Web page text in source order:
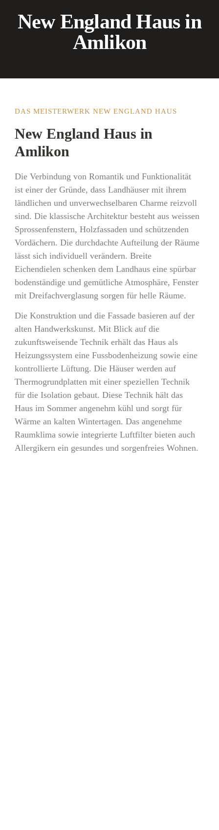
New England Haus in
Amlikon
DAS MEISTERWERK NEW ENGLAND HAUS
New England Haus in
Amlikon
Die Verbindung von Romantik und Funktionalität
ist einer der Gründe, dass Landhäuser mit ihrem
ländlichen und unverwechselbaren Charme reizvoll
sind. Die klassische Architektur besteht aus weissen
Sprossenfenstern, Holzfassaden und schützenden
Vordächern. Die durchdachte Aufteilung der Räume
lässt sich individuell verändern. Breite
Eichendielen schenken dem Landhaus eine spürbar
bodenständige und gemütliche Atmosphäre, Fenster
mit Dreifachverglasung sorgen für helle Räume.
Die Konstruktion und die Fassade basieren auf der
alten Handwerkskunst. Mit Blick auf die
zukunftsweisende Technik erhält das Haus als
Heizungssystem eine Fussbodenheizung sowie eine
kontrollierte Lüftung. Die Häuser werden auf
Thermogrundplatten mit einer speziellen Technik
für die Isolation gebaut. Diese Technik hält das
Haus im Sommer angenehm kühl und sorgt für
Wärme an kalten Wintertagen. Das angenehme
Raumklima sowie integrierte Luftfilter bieten auch
Allergikern ein gesundes und sorgenfreies Wohnen.